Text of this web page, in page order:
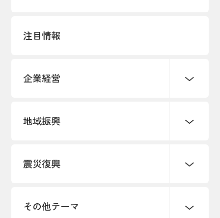
注目情報
企業経営
創業
事業承継・引継ぎ支援
雇用・労働・人材確保
地域振興
まちづくり
震災復興
令和６年能登半島地震関連
その他テーマ